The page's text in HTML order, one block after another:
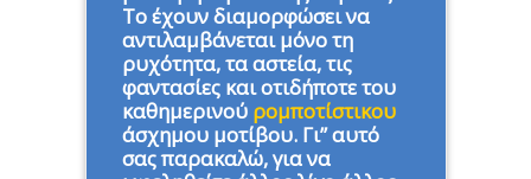
Το έχουν διαμορφώσει να
αντιλαμβάνεται μόνο τη
ρυχότητα, τα αστεία, τις
φαντασίες και οτιδήποτε του
καθημερινού ρομποτίστικου
άσχημου μοτίβου. Γι” αυτό
σας παρακαλώ, για να